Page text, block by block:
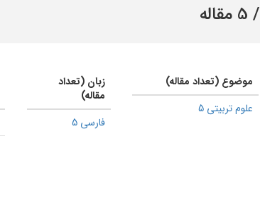
/ 5 مقاله
موضوع (تعداد مقاله)
علوم تربیتی 5
زبان (تعداد
مقاله)
فارسی 5